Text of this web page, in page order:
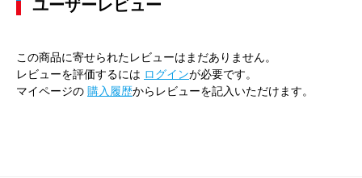
ユーザーレビュー
この商品に寄せられたレビューはまだありません。
レビューを評価するには ログインが必要です。
マイページの 購入履歴からレビューを記入いただけます。